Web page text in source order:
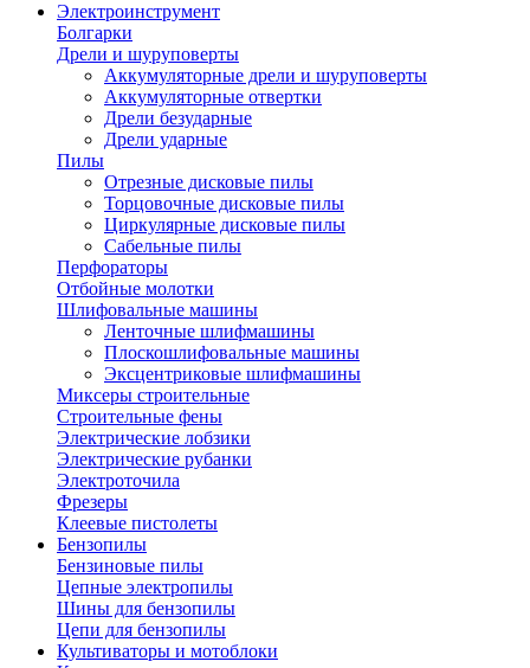
Электроинструмент
Болгарки
Дрели и шуруповерты
Аккумуляторные дрели и шуруповерты
Аккумуляторные отвертки
Дрели безударные
Дрели ударные
Пилы
Отрезные дисковые пилы
Торцовочные дисковые пилы
Циркулярные дисковые пилы
Сабельные пилы
Перфораторы
Отбойные молотки
Шлифовальные машины
Ленточные шлифмашины
Плоскошлифовальные машины
Эксцентриковые шлифмашины
Миксеры строительные
Строительные фены
Электрические лобзики
Электрические рубанки
Электроточила
Фрезеры
Клеевые пистолеты
Бензопилы
Бензиновые пилы
Цепные электропилы
Шины для бензопилы
Цепи для бензопилы
Культиваторы и мотоблоки